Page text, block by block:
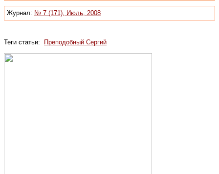
Журнал: № 7 (171), Июль, 2008
Теги статьи: Преподобный Сергий